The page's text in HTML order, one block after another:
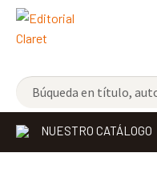
NOVEDADES
LOS MÁS VENDIDOS
NUESTRO CATÁLOGO